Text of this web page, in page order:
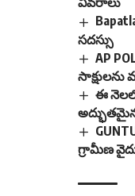
సదస్సు
AP
ఈ
గ్రామీణ